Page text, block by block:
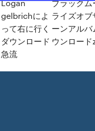
Logan
gelbrichによ
って右に行く
ダウンロード
急流
ブラックム
ライズオブ
ーンアルバ
ウンロー